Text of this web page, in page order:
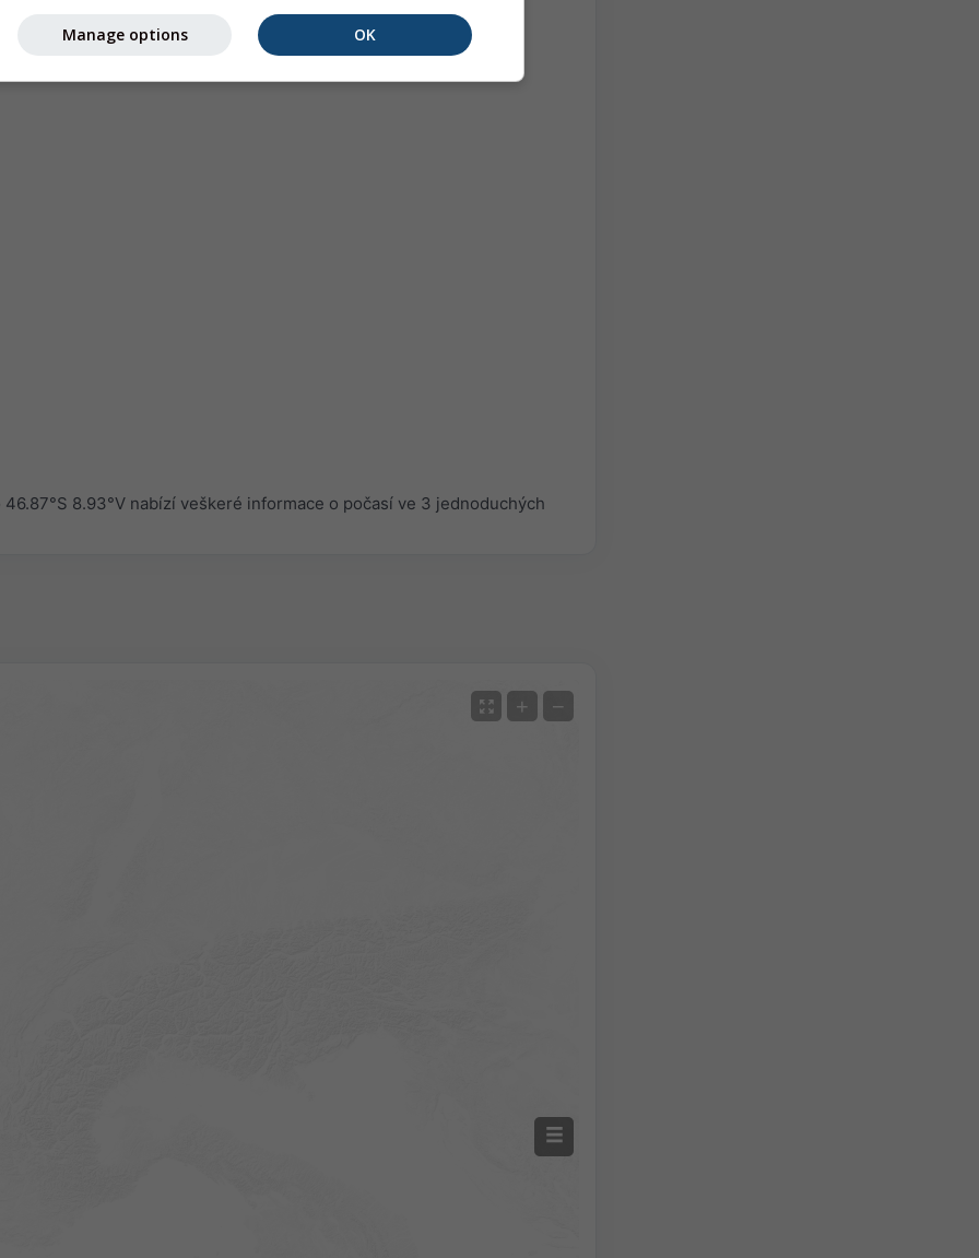
8.93°V nabízí veškeré informace o počasí ve 3 jednoduchých
+ −
OK
Manage options